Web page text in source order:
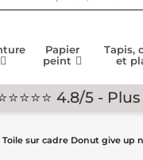
Papier
peint
Tapis,
et
4.8/5 -
Toile sur cadre Donut give up